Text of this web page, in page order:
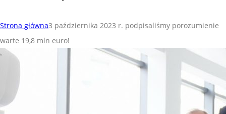
Strona główna3 października 2023 r. podpisaliśmy porozumienie
warte 19,8 mln euro!